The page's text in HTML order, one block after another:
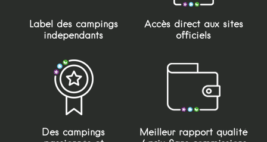
Label des campings
indépendants
Accès direct aux sites
officiels
Des campings
Meilleur rapport qualité